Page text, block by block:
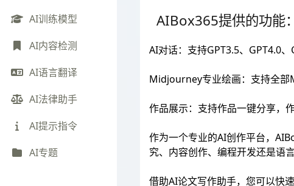
AI训练模型
AI内容检测
AI语言翻译
AI法律助手
AI提示指令
AI专题
AIBox365提供的功能：
AI对话：支持GPT3.5、GPT4.0
Midjourney专业绘画：支持全部
作品展示：支持作品一键分享，
作为一个专业的AI创作平台，
究、内容创作、编程开发还是语
借助AI论文写作助手，您可以快